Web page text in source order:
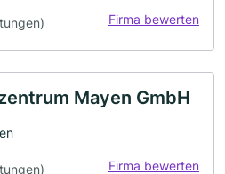
Firma bewerten
Mayen GmbH
Firma bewerten